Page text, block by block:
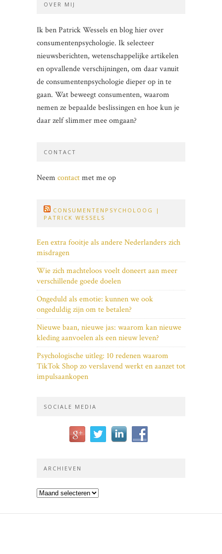
OVER MIJ
Ik ben Patrick Wessels en blog hier over
consumentenpsychologie. Ik selecteer
nieuwsberichten, wetenschappelijke artikelen
en opvallende verschijningen, om daar vanuit
de consumentenpsychologie dieper op in te
gaan. Wat beweegt consumenten, waarom
nemen ze bepaalde beslissingen en hoe kun je
daar zelf slimmer mee omgaan?
CONTACT
Neem contactmet me op
CONSUMENTENPSYCHOLOOG |
PATRICK WESSELS
Een extra fooitje als andere Nederlanders zich
misdragen
Wie zich machteloos voelt doneert aan meer
verschillende goede doelen
Ongeduld als emotie: kunnen we ook
ongeduldig zijn om te betalen?
Nieuwe baan, nieuwe jas: waarom kan nieuwe
kleding aanvoelen als een nieuw leven?
Psychologische uitleg: 10 redenen waarom
TikTok Shop zo verslavend werkt en aanzet tot
impulsaankopen
SOCIALE MEDIA
ARCHIEVEN
Archieven